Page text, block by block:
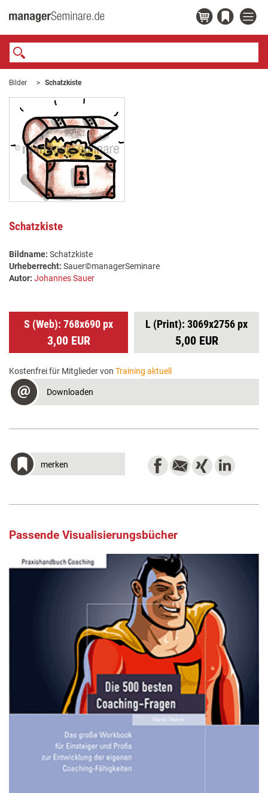
Bilder Schatzkiste
Schatzkiste
Bildname: Schatzkiste
Urheberrecht: Sauer©managerSeminare
Autor: Johannes Sauer
S (Web): 768x690 px
3,00 EUR
L (Print): 3069x2756 px
5,00 EUR
Kostenfrei für Mitglieder von Training aktuell
Downloaden
merken
Passende Visualisierungsbücher